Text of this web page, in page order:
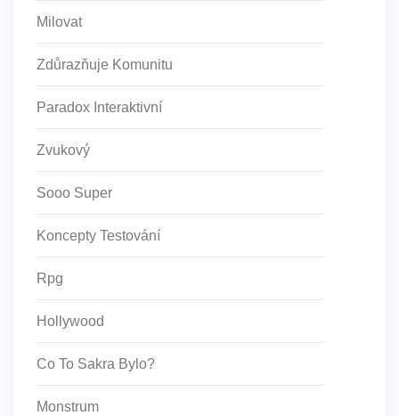
Milovat
Zdůrazňuje Komunitu
Paradox Interaktivní
Zvukový
Sooo Super
Koncepty Testování
Rpg
Hollywood
Co To Sakra Bylo?
Monstrum